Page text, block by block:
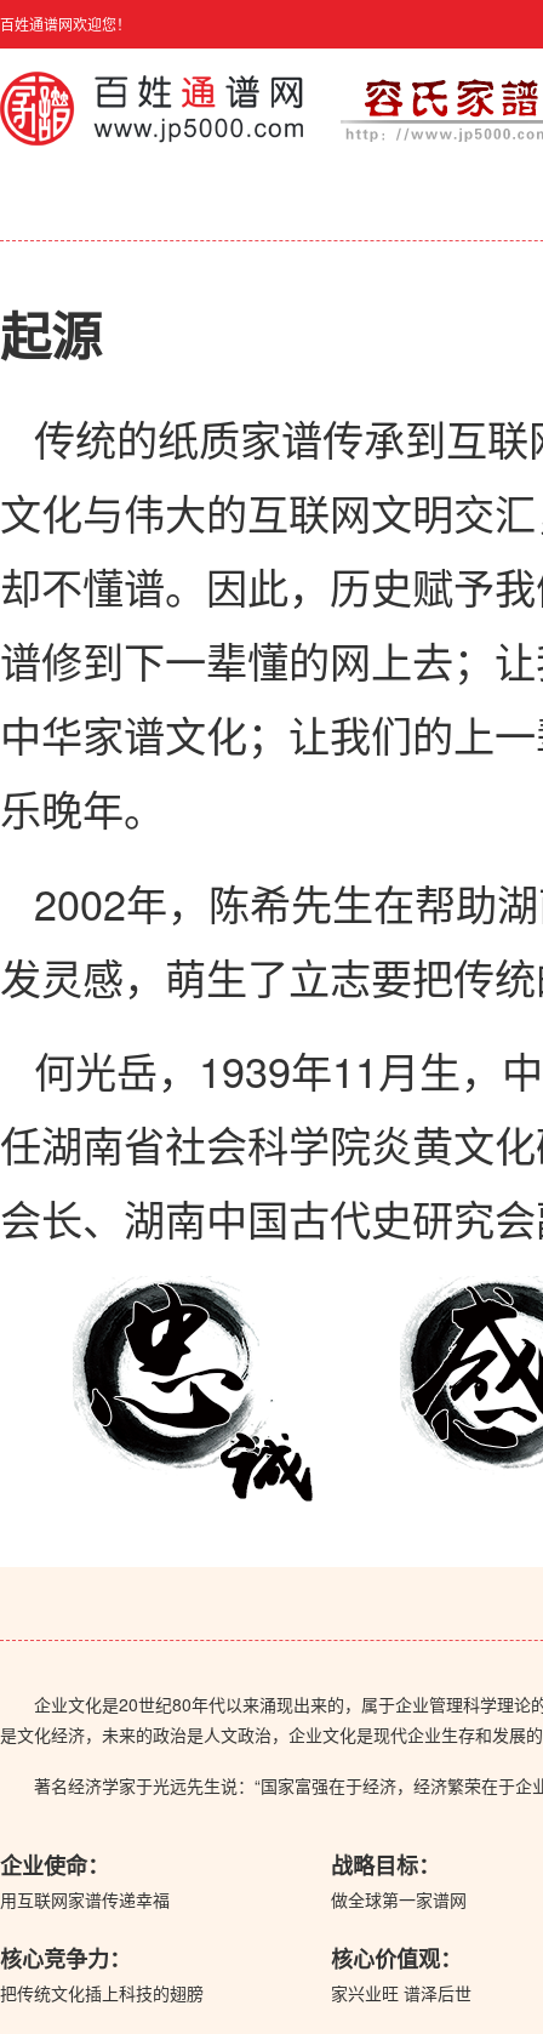
百姓通谱网欢迎您！
起源
传统的纸质家谱传承到互
文化与伟大的互联网文明交
却不懂谱。因此，历史赋予
谱修到下一辈懂的网上去；
中华家谱文化；让我们的上
乐晚年。
2002年，陈希先生在帮助
发灵感，萌生了立志要把传
何光岳，1939年11月生，
任湖南省社会科学院炎黄文
会长、湖南中国古代史研究
企业文化是20世纪80年代以来涌现出来的，属于企业管理科学理
是文化经济，未来的政治是人文政治，企业文化是现代企业生存和发展
著名经济学家于光远先生说：“国家富强在于经济，经济繁荣在于
企业使命：
用互联网家谱传递幸福
核心竞争力：
把传统文化插上科技的翅膀
战略目标：
做全球第一家谱网
核心价值观：
家兴业旺 谱泽后世